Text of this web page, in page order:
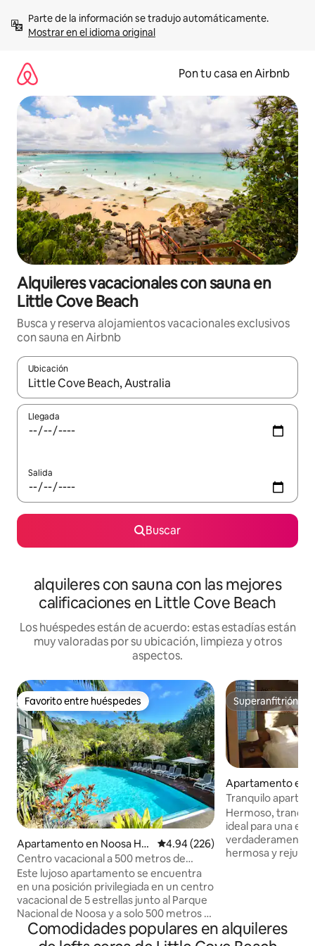
contenidoMostrar en el idioma original
Pon tu casa en Airbnb
Alquileres vacacionales con sauna en
Little Cove Beach
Busca y reserva alojamientos vacacionales exclusivos
con sauna en Airbnb
Ubicación
Cuando los resultados estén disponibles, navega con las
Llegada
Salida
Buscar
alquileres con sauna con las mejores
calificaciones en Little Cove Beach
Los huéspedes están de acuerdo: estas estadías están
muy valoradas por su ubicación, limpieza y otros
aspectos.
Favorito entre huéspedes
Favorito entre huéspedes
Apartamento en Noosa He
ads
Calificación promedio: 4.94 de
4.94 (226)
Centro vacacional a 500 metros de
Noosa Main Beach
Este lujoso apartamento se encuentra
en una posición privilegiada en un centro
vacacional de 5 estrellas junto al Parque
Nacional de Noosa y a solo 500 metros a
pie de la hermosa playa de Noosa y de las
increíbles tiendas y restaurantes de
Superanfitrión
Superanfitrión
Apartamento en
ds
Tranquilo
corazón de Noosa
Hermoso, tranquilo,
ideal para una
verdaderamente
hermosa y
única. A un corto
calle Hastings.
Comodidades populares en alquileres